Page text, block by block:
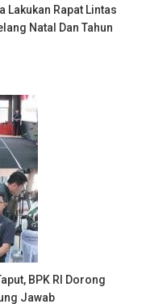
Rapat Lintas
Natal Dan Tahun
BPK RI Dorong
Jawab